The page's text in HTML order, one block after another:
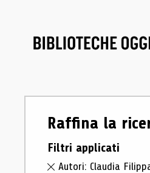
Raffina la
Filtri applicati
Autori: Claudia